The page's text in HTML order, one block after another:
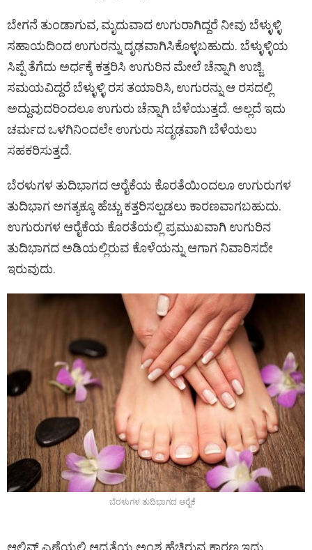
ಬೇಗನೆ ತುಂಡಾಗುವ, ಮೃದುವಾದ ಉಗುರಾಗಿದ್ದರೆ ನೀವು ಬೆಳ್ಳುಳ್ಳಿ
ಸಹಾಯದಿಂದ ಉಗುರನ್ನು ದೃಢವಾಗಿಸಿಕೊಳ್ಳಬಹುದು. ಬೆಳ್ಳುಳ್ಳಿಯ
ಸಿಪ್ಪೆ ತೆಗೆದು ಅರ್ಧಕ್ಕೆ ಕತ್ತರಿಸಿ ಉಗುರಿನ ಮೇಲೆ ಚೆನ್ನಾಗಿ ಉಜ್ಜಿ.
ಸಮಯವಿದ್ದರೆ ಬೆಳ್ಳುಳ್ಳಿ ರಸ ತಯಾರಿಸಿ, ಉಗುರನ್ನು ಆ ರಸದಲ್ಲಿ
ಅದ್ದುವುದರಿಂದಲೂ ಉಗುರು ಚೆನ್ನಾಗಿ ಬೆಳೆಯುತ್ತದೆ. ಅಲ್ಲದೆ ಇದು
ಚರ್ಮದ ಒಳಗಿನಿಂದಲೇ ಉಗುರು ಸದೃಢವಾಗಿ ಬೆಳೆಯಲು
ಸಹಕರಿಸುತ್ತದೆ.
ಬೆರಳುಗಳ ತುದಿಭಾಗದ ಆರೈಕೆಯ ಕೊರತೆಯಿಂದಲೂ ಉಗುರುಗಳ
ತುದಿಭಾಗ ಅಗತ್ಯಕ್ಕೂ ಹೆಚ್ಚು ಕತ್ತರಿಸಲ್ಪಡಲು ಕಾರಣವಾಗಬಹುದು.
ಉಗುರುಗಳ ಆರೈಕೆಯ ಕೊರತೆಯಲ್ಲಿ ಪ್ರಮುಖವಾಗಿ ಉಗುರಿನ
ತುದಿಭಾಗದ ಅಡಿಯಲ್ಲಿರುವ ಕೊಳೆಯನ್ನು ಆಗಾಗ ನಿವಾರಿಸದೇ
ಇರುವುದು.
ಬೆರಳುಗಳ ತುದಿಭಾಗದ ಆರೈಕೆ
ಆಲಿವ್‌ ಎಣ್ಣೆಯಲ್ಲಿ ಆದ್ರತೆಯ ಅಂಶ ಹೆಚ್ಚಿರುವ ಕಾರಣ ಇದು